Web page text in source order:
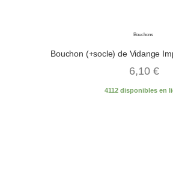
Bouchons
Bouchon (+socle) de Vidange
6,10 €
4112 disponibles en